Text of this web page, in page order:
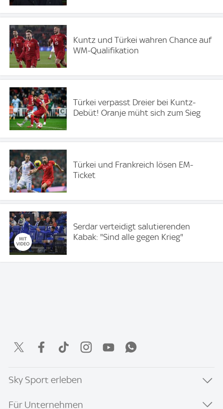
Kuntz und Türkei wahren Chance auf
WM-Qualifikation
Türkei verpasst Dreier bei Kuntz-
Debüt! Oranje müht sich zum Sieg
Türkei und Frankreich lösen EM-
Ticket
Serdar verteidigt salutierenden
Kabak: "Sind alle gegen Krieg"
Sky Sport erleben
Für Unternehmen